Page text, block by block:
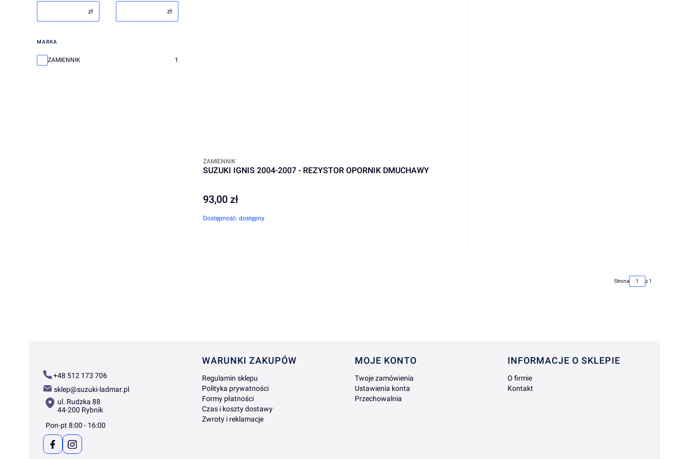
zł zł
MARKA
MarkaZAMIENNIK 1
SUZUKI IGNIS 2004-2007 - REZYSTOR OPORNIK DMUCHAWY
PRODUCENT
ZAMIENNIK
Cena
93,00 zł
Dostępność: dostępny
Strona z 1
+48 512 173 706
sklep@suzuki-ladmar.pl
ul. Rudzka 88
44-200 Rybnik
Pon-pt 8:00 - 16:00
Linki w stopce
WARUNKI ZAKUPÓW
Regulamin sklepu
Polityka prywatności
Formy płatności
Czas i koszty dostawy
Zwroty i reklamacje
MOJE KONTO
Twoje zamówienia
Ustawienia konta
Przechowalnia
INFORMACJE O SKLEPIE
O firmie
Kontakt